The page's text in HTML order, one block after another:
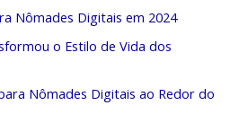
Nômades Digitais em 2024
o Estilo de Vida dos
Nômades Digitais ao Redor do